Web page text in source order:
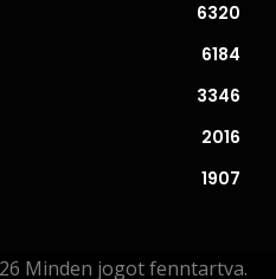
6320
6184
3346
2016
1907
Minden jogot fenntartva.